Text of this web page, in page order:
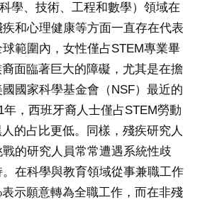
學、技術、工程和數學）領域在
和心理健康等方面一直存在代表
範圍內，女性僅占STEM專業畢
面臨著巨大的障礙，尤其是在擔
國家科學基金會（NSF）最近的
，西班牙裔人士僅占STEM勞動
的占比更低。同樣，殘疾研究人
的研究人員常常遭遇系統性歧
在科學與教育領域從事兼職工作
示願意轉為全職工作，而在非殘